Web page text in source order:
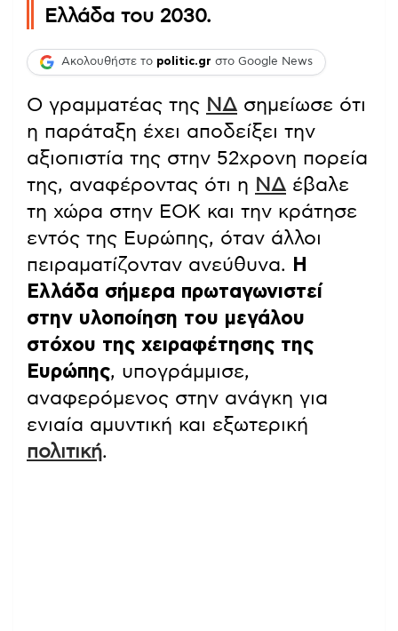
Ελλάδα του 2030.
Ακολουθήστε το politic.gr στο Google News
Ο γραμματέας της ΝΔ σημείωσε ότι
η παράταξη έχει αποδείξει την
αξιοπιστία της στην 52χρονη πορεία
της, αναφέροντας ότι η ΝΔ έβαλε
τη χώρα στην ΕΟΚ και την κράτησε
εντός της Ευρώπης, όταν άλλοι
πειραματίζονταν ανεύθυνα.
Η
Ελλάδα σήμερα πρωταγωνιστεί
στην υλοποίηση του μεγάλου
στόχου της χειραφέτησης της
Ευρώπης, υπογράμμισε,
αναφερόμενος στην ανάγκη για
ενιαία αμυντική και εξωτερική
πολιτική.